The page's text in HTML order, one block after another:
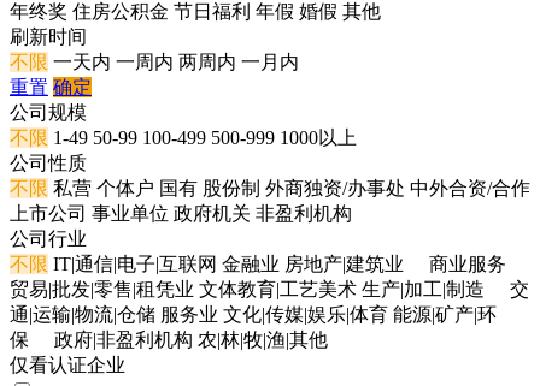
年终奖 住房公积金 节日福利 年假 婚假 其他
刷新时间
不限 一天内 一周内 两周内 一月内
重置 确定
公司规模
不限 1-49 50-99 100-499 500-999 1000以上
公司性质
不限 私营 个体户 国有 股份制 外商独资/办事处 中外合资/合作
上市公司 事业单位 政府机关 非盈利机构
公司行业
不限 IT|通信|电子|互联网 金融业 房地产|建筑业
商业服务
贸易|批发|零售|租凭业 文体教育|工艺美术 生产|加工|制造
交
通|运输|物流|仓储 服务业 文化|传媒|娱乐|体育 能源|矿产|环
保
政府|非盈利机构 农|林|牧|渔|其他
仅看认证企业